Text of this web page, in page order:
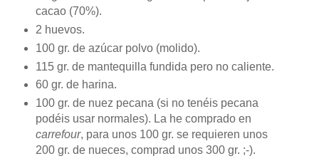
cacao (70%).
2 huevos.
100 gr. de azúcar polvo (molido).
115 gr. de mantequilla fundida pero no caliente.
60 gr. de harina.
100 gr. de nuez pecana (si no tenéis pecana
podéis usar normales). La he comprado en
carrefour, para unos 100 gr. se requieren unos
200 gr. de nueces, comprad unos 300 gr. ;-).